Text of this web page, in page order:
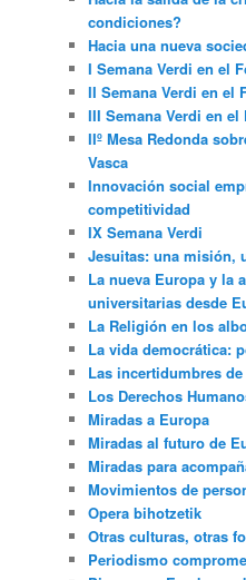
condiciones?
Hacia una nueva
I Semana Verdi en el
II Semana Verdi en el
III Semana Verdi en el
IIº Mesa Redonda
Vasca
Innovación social
competitividad
IX Semana Verdi
Jesuitas: una misión,
La nueva Europa y la
universitarias desde
La Religión en los
La vida democrática:
Las incertidumbres
Los Derechos
Miradas a Europa
Miradas al futuro de
Miradas para
Movimientos de
Opera bihotzetik
Otras culturas, otras
Periodismo